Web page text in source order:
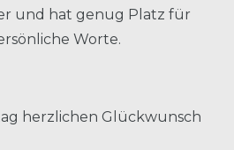
und hat genug Platz für
Worte.
herzlichen Glückwunsch